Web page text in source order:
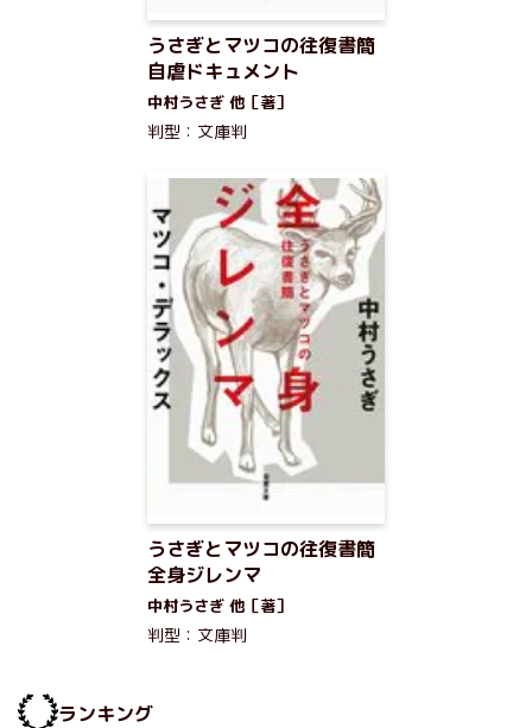
うさぎとマツコの往復書簡
自虐ドキュメント
中村うさぎ 他［著］
判型：文庫判
うさぎとマツコの往復書簡
全身ジレンマ
中村うさぎ 他［著］
判型：文庫判
ランキング